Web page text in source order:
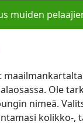
muiden
Ole
nimeä.
kolikko-